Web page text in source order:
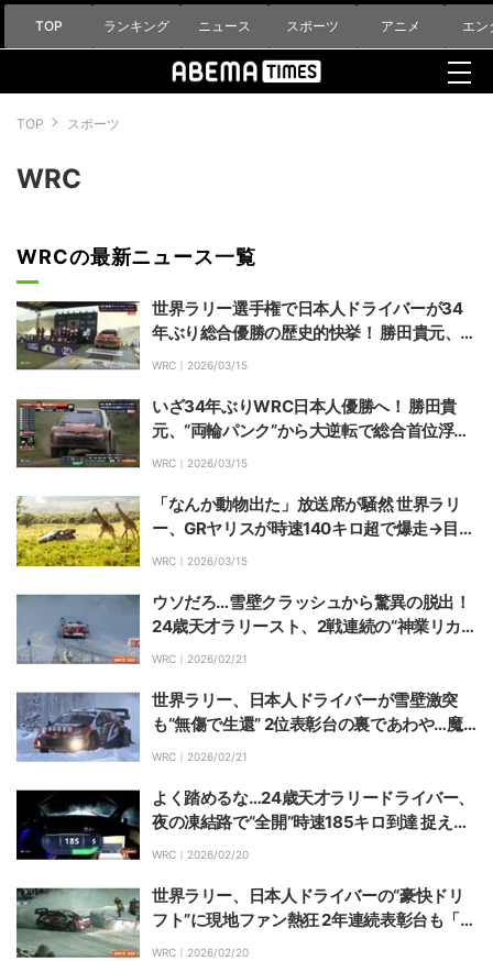
TOP ランキング ニュース スポーツ アニメ エン
TOP スポーツ
WRC
WRCの最新ニュース一覧
世界ラリー選手権で日本人ドライバーが34
年ぶり総合優勝の歴史的快挙！ 勝田貴元、大
逆転で悲願のWRC初優勝「失敗してもチー
WRC｜ 2026/03/15
いざ34年ぶりWRC日本人優勝へ！ 勝田貴
元、“両輪パンク”から大逆転で総合首位浮
上…快挙まで残り4本、正念場
WRC｜ 2026/03/15
「なんか動物出た」放送席が騒然 世界ラリ
ー、GRヤリスが時速140キロ超で爆走→目の
前を野生動物が横切る衝撃光景
WRC｜ 2026/03/15
ウソだろ…雪壁クラッシュから驚異の脱出！
24歳天才ラリースト、2戦連続の“神業リカ
バリー”に「リカバリーの達人」称賛の声
WRC｜ 2026/02/21
世界ラリー、日本人ドライバーが雪壁激突
も“無傷で生還” 2位表彰台の裏であわや…魔
のコーナーで危機一髪の瞬間
WRC｜ 2026/02/21
よく踏めるな…24歳天才ラリードライバー、
夜の凍結路で“全開”時速185キロ到達 捉えた
圧巻のステア捌き、衝撃の光景
WRC｜ 2026/02/20
世界ラリー、日本人ドライバーの“豪快ドリ
フト”に現地ファン熱狂 2年連続表彰台も「次
はもっとプッシュしたい」
WRC｜ 2026/02/20